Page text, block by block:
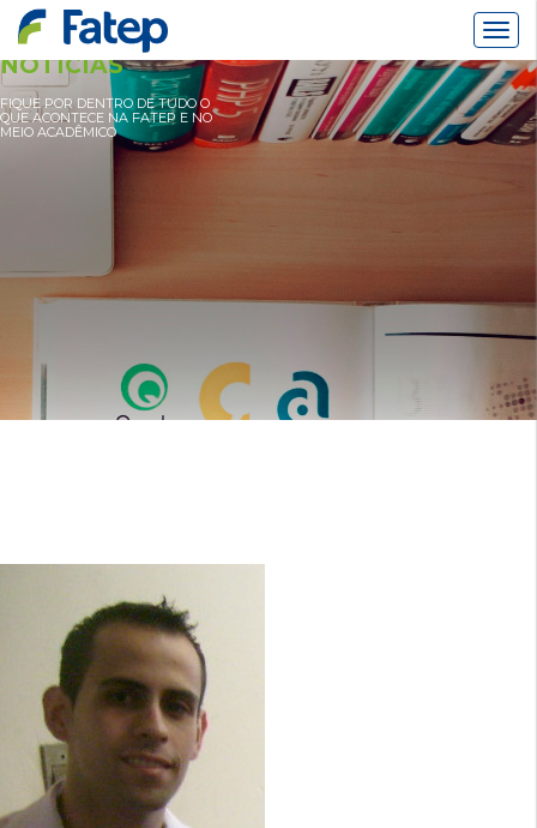
NOTÍCIAS
FIQUE POR DENTRO DE TUDO O
QUE ACONTECE NA FATEP E NO
MEIO ACADÊMICO